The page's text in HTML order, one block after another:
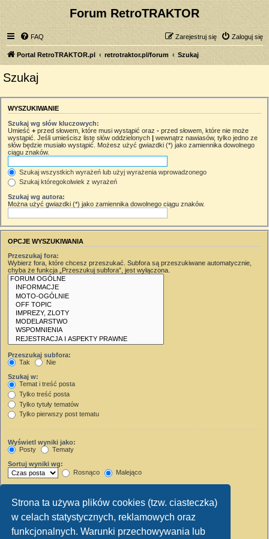
Strona ta używa plików cookies (tzw. ciasteczka)
w celach statystycznych, reklamowych oraz
funkcjonalnych. Warunki przechowywania lub
Forum RetroTRAKTOR
FAQ Zaloguj się
Zarejestruj się
Portal RetroTRAKTOR.pl retrotraktor.pl/forum Szukaj
Szukaj
WYSZUKIWANIE
Szukaj wg słów kluczowych:
Umieść + przed słowem, które musi wystąpić oraz - przed słowem, które nie może
wystąpić. Jeśli umieścisz listę słów oddzielonych | wewnątrz nawiasów, tylko jedno ze
słów będzie musiało wystąpić. Możesz użyć gwiazdki (*) jako zamiennika dowolnego
ciągu znaków.
Szukaj wszystkich wyrażeń lub użyj wyrażenia wprowadzonego
Szukaj któregokolwiek z wyrażeń
Szukaj wg autora:
Można użyć gwiazdki (*) jako zamiennika dowolnego ciągu znaków.
OPCJE WYSZUKIWANIA
Przeszukaj fora:
Wybierz fora, które chcesz przeszukać. Subfora są przeszukiwane automatycznie,
chyba że funkcja „Przeszukuj subfora”, jest wyłączona.
Przeszukaj subfora:
Tak
Nie
Szukaj w:
Temat i treść posta
Tylko treść posta
Tylko tytuły tematów
Tylko pierwszy post tematu
Wyświetl wyniki jako:
Posty
Tematy
Sortuj wyniki wg:
Rosnąco
Malejąco
Wyświetl pierwsze:
Ustaw 0, aby wyświetlić cały post.
znaków w poście